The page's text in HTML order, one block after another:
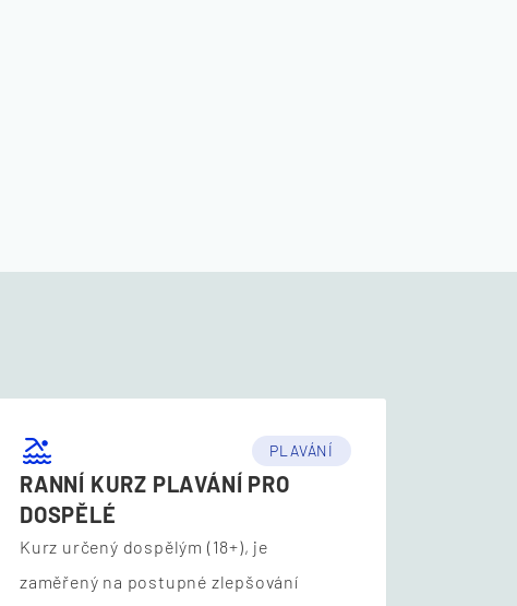
PLAVÁNÍ
RANNÍ KURZ PLAVÁNÍ PRO
DOSPĚLÉ
Kurz určený dospělým (18+), je
zaměřený na postupné zlepšování